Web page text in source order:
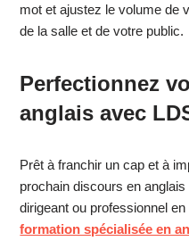
mot et ajustez le volume de
de la salle et de votre public.
Perfectionnez
anglais avec
Prêt à franchir un cap et à
prochain discours en
dirigeant ou professionnel
formation spécialisée en